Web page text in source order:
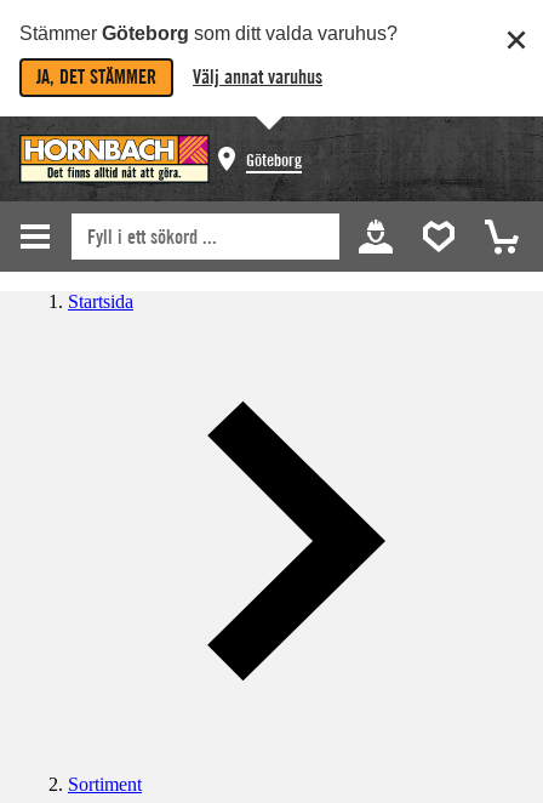
Stämmer Göteborg som ditt valda varuhus?
JA, DET STÄMMER Välj annat varuhus
Göteborg
Startsida
Sortiment